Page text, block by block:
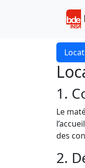
1.
Le
des
2.